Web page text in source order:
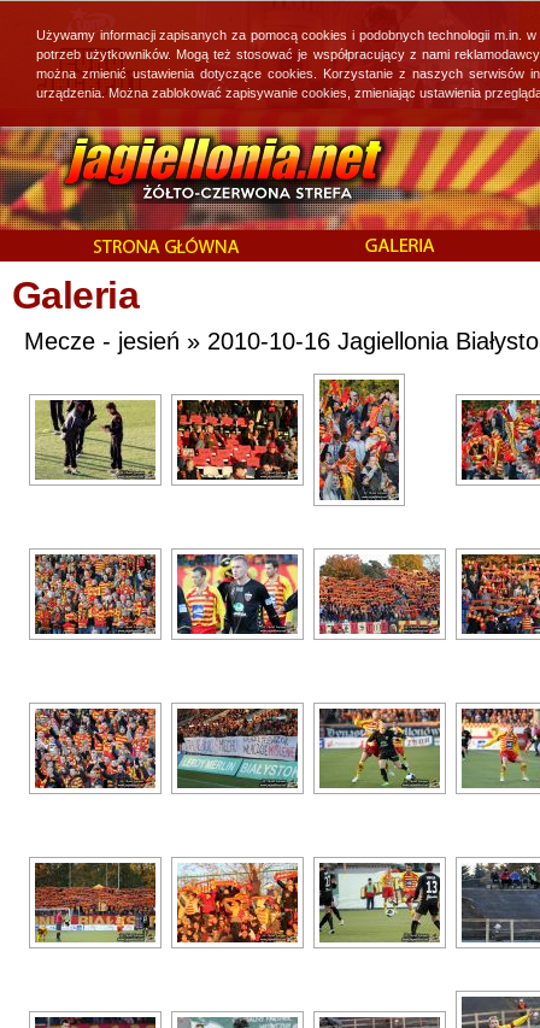
Galeria
Mecze - jesień » 2010-10-16 Jagiellonia
Używamy informacji zapisanych za pomocą cookies i podobnych technologii
potrzeb użytkowników. Mogą też stosować je współpracujący z nami
można zmienić ustawienia dotyczące cookies. Korzystanie z naszych
urządzenia. Można zablokować zapisywanie cookies, zmieniając ustawienia